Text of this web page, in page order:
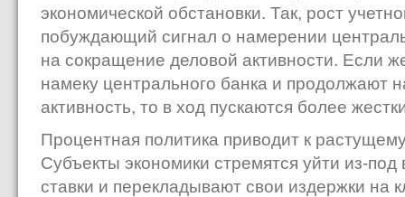
экономической обстановки. Так, рост
побуждающий сигнал о намерении
на сокращение деловой активности. Если
намеку центрального банка и продолжают
активность, то в ход пускаются более
Процентная политика приводит к
Субъекты экономики стремятся уйти из-
ставки и перекладывают свои издержки на